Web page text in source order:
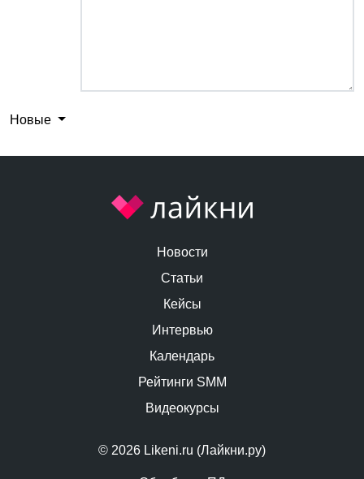
Новые
© 2026 Likeni.ru (Лайкни.ру)
Новости
Статьи
Кейсы
Интервью
Календарь
Рейтинги SMM
Видеокурсы